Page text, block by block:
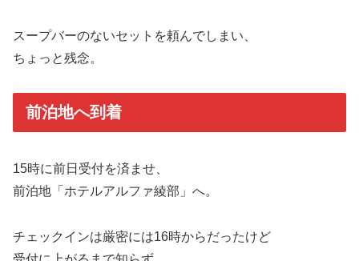
スープバーのないセットを頼んでしまい、
ちょっと残念。
前泊地へ到着
15時に前日受付を済ませ、
前泊地「ホテルアルファ綾部」へ。
チェックインは厳密には16時からだったけど